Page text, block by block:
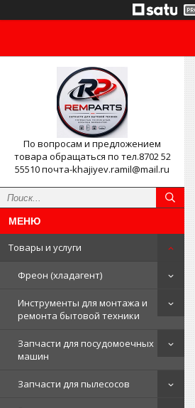
По вопросам и предложением
товара обращаться по тел.8702 52
55510 почта-khajiyev.ramil@mail.ru
Товары и услуги
Фреон (хладагент)
Инструменты для монтажа и
ремонта бытовой техники
Запчасти для посудомоечных
машин
Запчасти для пылесосов